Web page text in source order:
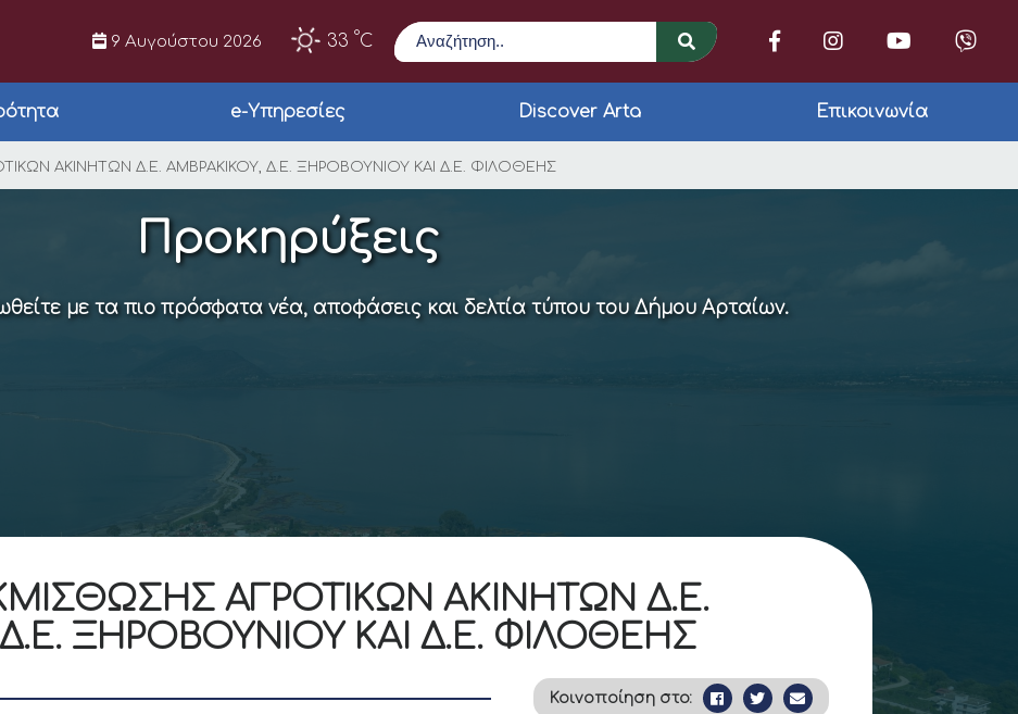
9 Αυγούστου 2026 33 °C
Αναζήτηση
e-Υπηρεσίες Discover Arta Επικοινωνία
ΑΓΡΟΤΙΚΩΝ ΑΚΙΝΗΤΩΝ Δ.Ε.
ΑΚΙΝΗΤΩΝ Δ.Ε. ΑΜΒΡΑΚΙΚΟΥ, Δ.Ε. ΞΗΡΟΒΟΥΝΙΟΥ ΚΑΙ Δ.Ε. ΦΙΛΟΘΕΗΣ
Προκηρύξεις
με τα πιο πρόσφατα νέα, αποφάσεις και δελτία τύπου του Δήμου Αρταίων.
ΑΓΡΟΤΙΚΩΝ ΑΚΙΝΗΤΩΝ Δ.Ε.
ΞΗΡΟΒΟΥΝΙΟΥ ΚΑΙ Δ.Ε. ΦΙΛΟΘΕΗΣ
Κοινοποίηση στο: